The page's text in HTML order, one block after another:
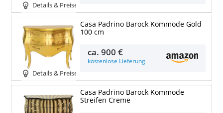
Details & Preise
Details & Preise
Casa Padrino Barock Kommode Gold
100 cm
ca.900 €
kostenlose Lieferung
Casa Padrino Barock Kommode
Streifen Creme